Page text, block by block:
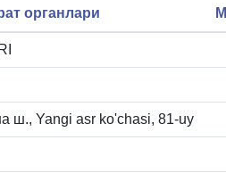
органлари
ш., Yangi asr ko'chasi, 81-uy